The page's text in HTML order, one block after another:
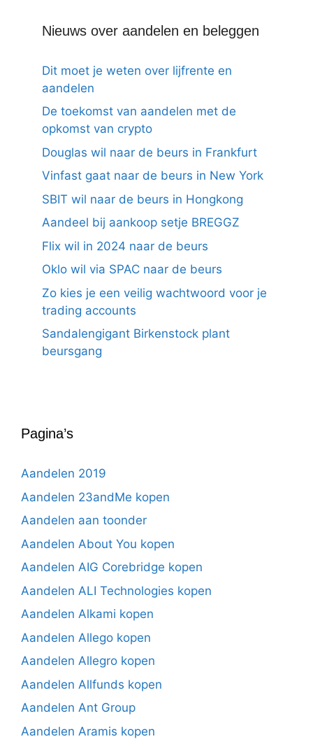
Nieuws over aandelen en beleggen
Dit moet je weten over lijfrente en
aandelen
De toekomst van aandelen met de
opkomst van crypto
Douglas wil naar de beurs in Frankfurt
Vinfast gaat naar de beurs in New York
SBIT wil naar de beurs in Hongkong
Aandeel bij aankoop setje BREGGZ
Flix wil in 2024 naar de beurs
Oklo wil via SPAC naar de beurs
Zo kies je een veilig wachtwoord voor je
trading accounts
Sandalengigant Birkenstock plant
beursgang
Pagina’s
Aandelen 2019
Aandelen 23andMe kopen
Aandelen aan toonder
Aandelen About You kopen
Aandelen AIG Corebridge kopen
Aandelen ALI Technologies kopen
Aandelen Alkami kopen
Aandelen Allego kopen
Aandelen Allegro kopen
Aandelen Allfunds kopen
Aandelen Ant Group
Aandelen Aramis kopen